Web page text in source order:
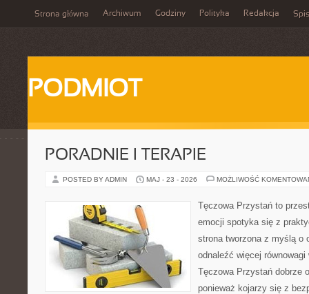
Strona główna Archiwum Godziny Polityka Redakcja
PODMIOT
PORADNIE I TERAPIE
POSTED BY ADMIN MAJ - 23 - 2026 MOŻLIWOŚĆ
Tęczowa Przystań to
emocji spotyka się z
strona tworzona z myślą o
odnaleźć więcej
Tęczowa Przystań dobrze
ponieważ kojarzy się z